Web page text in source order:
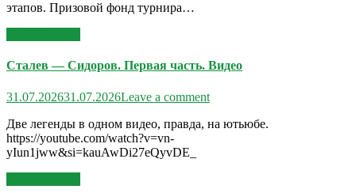
этапов. Призовой фонд турнира…
Сталев — Сидоров. Первая часть. Видео
31.07.202631.07.2026Leave a comment
Две легенды в одном видео, правда, на ютьюбе.
https://youtube.com/watch?v=vn-
yIun1jww&si=kauAwDi27eQyvDE_